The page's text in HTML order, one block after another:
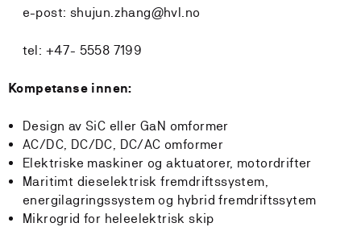
e-post: shujun.zhang@hvl.no
tel: +47- 5558 7199
Kompetanse innen:
Design av SiC eller GaN omformer
AC/DC, DC/DC, DC/AC omformer
Elektriske maskiner og aktuatorer, motordrifter
Maritimt dieselektrisk fremdriftssystem,
energilagringssystem og hybrid fremdriftssytem
Mikrogrid for heleelektrisk skip